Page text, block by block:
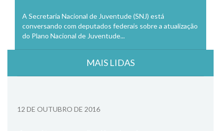
A Secretaria Nacional de Juventude (SNJ) está
conversando com deputados federais sobre a atualização
do Plano Nacional de Juventude...
MAIS LIDAS
12 DE OUTUBRO DE 2016